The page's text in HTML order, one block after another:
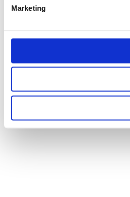
Marketing